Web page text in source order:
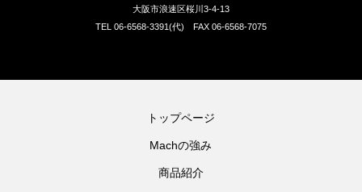
大阪市浪速区桜川3-4-13
TEL 06-6568-3391(代) FAX 06-6568-7075
トップページ
Machの強み
商品紹介